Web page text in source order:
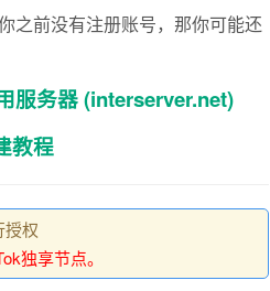
之前没有注册账号，那你可能还
服务器 (interserver.net)
教程
授权
独享节点。